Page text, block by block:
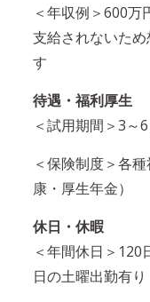
＜年収例＞600
支給されないた
す
待遇・福利厚生
＜試用期間＞3～
＜保険制度＞各
康・厚生年金）
休日・休暇
＜年間休日＞120
日の土曜出勤有り